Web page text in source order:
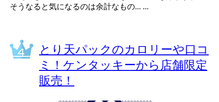
そうなると気になるのは余計なもの... ...
とり天パックのカロリーや口コ
ミ！ケンタッキーから店舗限定
販売！